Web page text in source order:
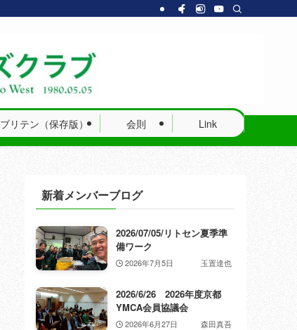
ブリテン（保存版） 会則 Link
新着メンバーブログ
2026/07/05/リトセン夏季準
備ワーク
2026年7月5日 玉置達也
2026/6/26 2026年度京都
YMCA会員協議会
2026年6月27日 森田真吾